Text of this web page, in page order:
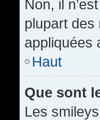
Non, il
plupart des
appliquées
Haut
Que sont
Les